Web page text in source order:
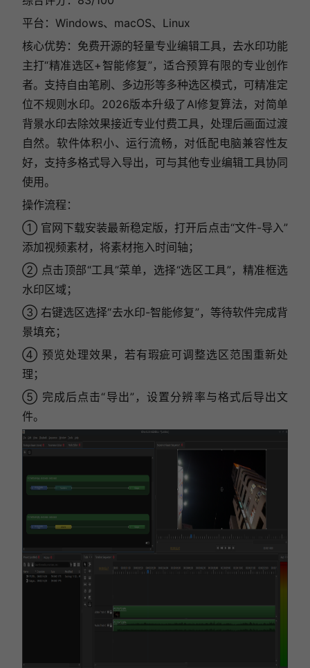
平台：Windows、macOS、Linux
核心优势：免费开源的轻量专业编辑工具，去水印功能
主打“精准选区+智能修复”，适合预算有限的专业创作
者。支持自由笔刷、多边形等多种选区模式，可精准定
位不规则水印。2026版本升级了AI修复算法，对简单
背景水印去除效果接近专业付费工具，处理后画面过渡
自然。软件体积小、运行流畅，对低配电脑兼容性友
好，支持多格式导入导出，可与其他专业编辑工具协同
使用。
操作流程：
① 官网下载安装最新稳定版，打开后点击“文件-导入”
添加视频素材，将素材拖入时间轴；
② 点击顶部“工具”菜单，选择“选区工具”，精准框选
水印区域；
③ 右键选区选择“去水印-智能修复”，等待软件完成背
景填充；
④ 预览处理效果，若有瑕疵可调整选区范围重新处
理；
⑤ 完成后点击“导出”，设置分辨率与格式后导出文
件。